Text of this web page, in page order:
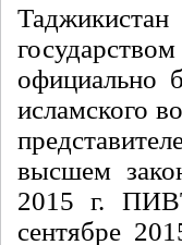
официально
исламского
высшем
2015 г.
сентябре